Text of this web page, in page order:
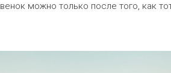
можно только после того, как